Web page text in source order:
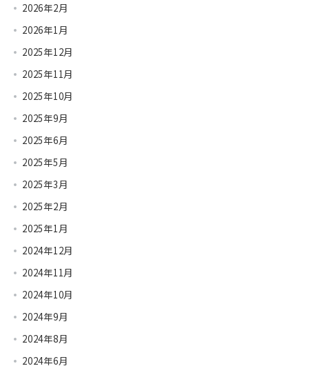
2026年2月
2026年1月
2025年12月
2025年11月
2025年10月
2025年9月
2025年6月
2025年5月
2025年3月
2025年2月
2025年1月
2024年12月
2024年11月
2024年10月
2024年9月
2024年8月
2024年6月